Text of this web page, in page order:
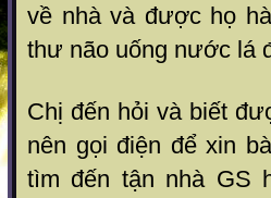
về nhà và được họ
thư não uống nước lá
Chị đến hỏi và biết
nên gọi điện để xin
tìm đến tận nhà GS